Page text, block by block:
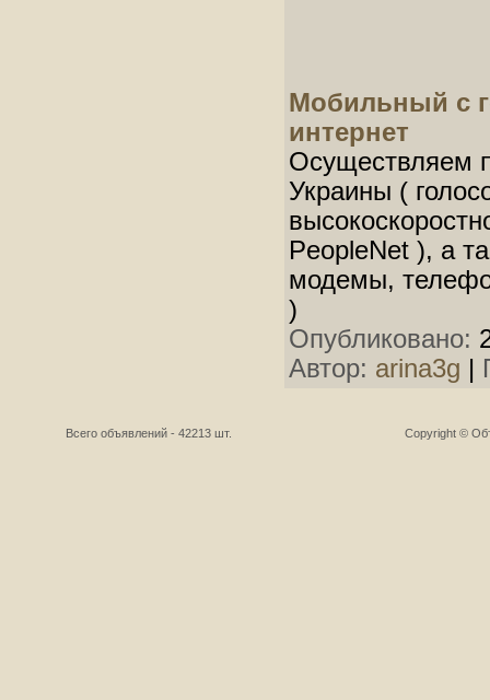
Мобильный с
интернет
Осуществляем
Украины (
PeopleNet ), а
модемы,
)
Опубликовано:
Автор: arina3g |
Всего объявлений - 42213 шт. Copyright ©